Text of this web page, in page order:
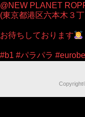
@NEW PLANET
(東京都港区六本木３
お待ちしております
#b1 #パラパラ